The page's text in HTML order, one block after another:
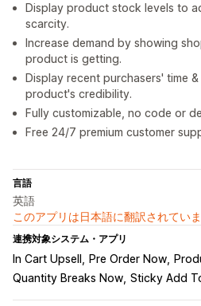
Display product stock levels to
scarcity.
Increase demand by showing
product is getting.
Display recent purchasers' time
product's credibility.
Fully customizable, no code or
Free 24/7 premium customer
言語
英語
このアプリは日本語に翻訳されてい
連携対象システム・アプリ
In Cart Upsell Pre Order Now
Quantity Breaks Now Sticky Add